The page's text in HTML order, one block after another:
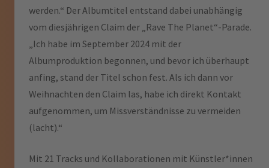
werden.“ Der Albumtitel entstand dabei unabhängig
vom diesjährigen Claim der „Rave The Planet“-Parade.
„Ich habe im September 2024 mit der
Albumproduktion begonnen, und bevor ich überhaupt
anfing, stand der Titel schon fest. Als ich dann vor
Weihnachten den Claim las, habe ich direkt Kontakt
aufgenommen, um Missverständnisse zu vermeiden
(lacht).“
Mit 21 Tracks und Kollaborationen mit Künstler*innen